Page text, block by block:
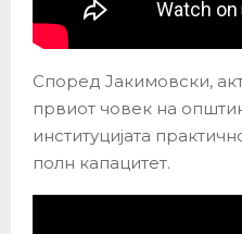
Според Јакимовски,
првиот човек на
институцијата
полн капацитет.